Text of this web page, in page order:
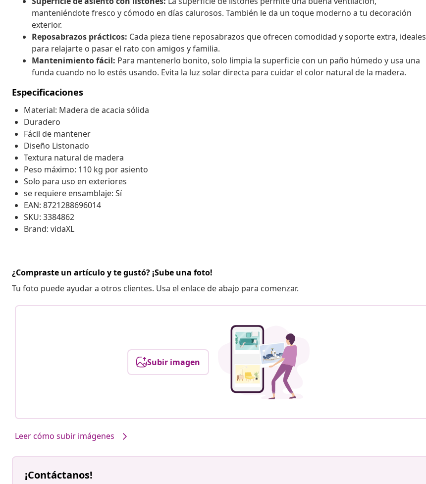
manteniéndote fresco y cómodo en días calurosos. También le da un toque moderno a tu decoración
exterior.
Reposabrazos prácticos: Cada pieza tiene reposabrazos que ofrecen comodidad y soporte extra, ideales
para relajarte o pasar el rato con amigos y familia.
Mantenimiento fácil: Para mantenerlo bonito, solo limpia la superficie con un paño húmedo y usa una
funda cuando no lo estés usando. Evita la luz solar directa para cuidar el color natural de la madera.
Especificaciones
Material: Madera de acacia sólida
Duradero
Fácil de mantener
Diseño Listonado
Textura natural de madera
Peso máximo: 110 kg por asiento
Solo para uso en exteriores
se requiere ensamblaje: Sí
EAN: 8721288696014
SKU: 3384862
Brand: vidaXL
¿Compraste un artículo y te gustó? ¡Sube una foto!
Tu foto puede ayudar a otros clientes. Usa el enlace de abajo para comenzar.
Subir imagen
Leer cómo subir imágenes
¡Contáctanos!